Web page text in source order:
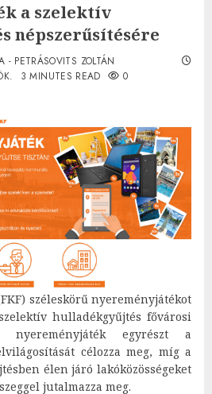
a szelektív
népszerűsítésére
- PETRÁSOVITS ZOLTÁN
3 MINUTES READ 0
széleskörű nyereményjátékot
hulladékgyűjtés fővárosi
nyereményjáték egyrészt a
célozza meg, míg a
élen járó lakóközösségeket
jutalmazza meg.